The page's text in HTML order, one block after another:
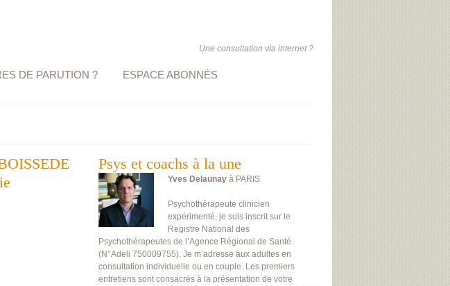
Une consultation via internet ?
DE PARUTION ?
ESPACE ABONNÉS
Psys et coachs à la une
Yves Delaunay à PARIS
Psychothérapeute clinicien
expérimenté, je suis inscrit sur le
Registre National des
Psychothérapeutes de l’Agence Régional de Santé
(N°Adeli 750009755). Je m’adresse aux adultes en
consultation individuelle ou en couple. Les premiers
entretiens sont consacrés à la présentation de votre